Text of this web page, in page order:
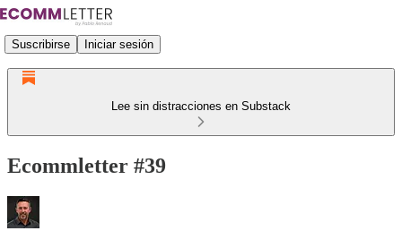
Suscribirse Iniciar sesión
Lee sin distracciones en Substack
Ecommletter #39